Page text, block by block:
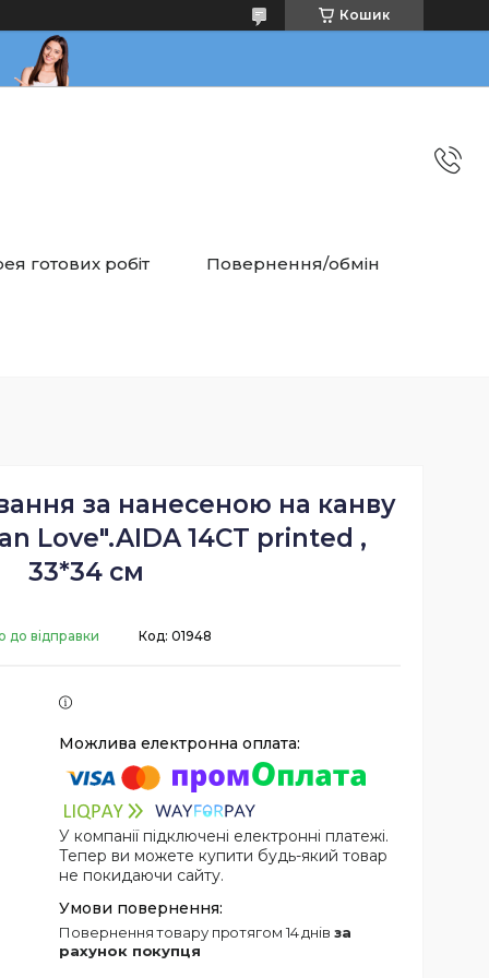
Кошик
готових робіт Повернення/обмін
за нанесеною на канву
Love".AIDA 14CT printed ,
33*34 см
до відправки Код: 01948
У компанії підключені електронні платежі.
Тепер ви можете купити будь-який товар
не покидаючи сайту.
повернення товару протягом 14 днів за
рахунок покупця